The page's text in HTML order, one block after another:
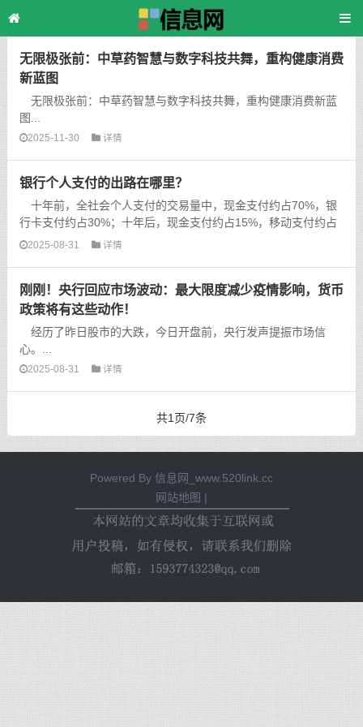
> 侨联
无限极张前：中草药智慧与数字科技共舞，重构健康消费
新蓝图
无限极张前：中草药智慧与数字科技共舞，重构健康消费新蓝
图...
2025-11-30 详情
银行个人支付的出路在哪里？
十年前，全社会个人支付的交易量中，现金支付约占70%，银
行卡支付约占30%；十年后，现金支付约占15%，移动支付约占
80%，而银行卡支付只占5%；在移动支付中，支付机构的市场占
2025-08-31 详情
刚刚！央行回应市场波动：最大限度减少疫情影响，货币
政策将有这些动作！
经历了昨日股市的大跌，今日开盘前，央行发声提振市场信
心。...
2025-08-31 详情
共1页/7条
Powered By 信息网_www.520link.cc
网站地图 |